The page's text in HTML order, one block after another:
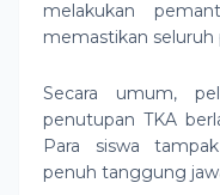
melakukan
memastikan seluruh
Secara umum,
penutupan TKA
Para siswa
penuh tanggung